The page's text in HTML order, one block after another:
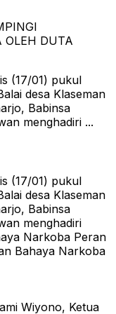
(17/01) pukul
desa Klaseman
Babinsa
menghadiri ...
(17/01) pukul
desa Klaseman
Babinsa
menghadiri
Narkoba Peran
Bahaya Narkoba
Wiyono, Ketua